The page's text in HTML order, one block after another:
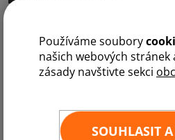
Používáme soubory
našich webových stránek
zásady navštivte sekci
SOUHLASIT